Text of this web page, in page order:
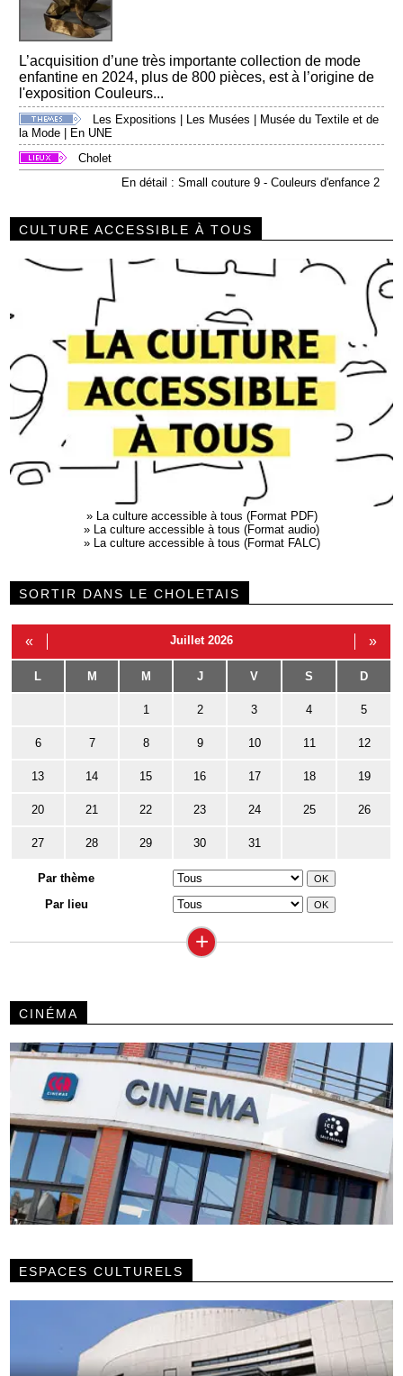
L’acquisition d’une très importante collection de mode
enfantine en 2024, plus de 800 pièces, est à l’origine de
l'exposition Couleurs...
Les Expositions Les Musées
Musée du Textile et de
la Mode
En UNE
Cholet
En détail : Small couture 9 - Couleurs d'enfance 2
CULTURE ACCESSIBLE À TOUS
» La culture accessible à tous (Format PDF)
» La culture accessible à tous (Format audio)
» La culture accessible à tous (Format FALC)
SORTIR DANS LE CHOLETAIS
« Juillet 2026 »
L M M J V S D
1 2 3 4 5
6 7 8 9 10 11 12
13 14 15 16 17 18 19
20 21 22 23 24 25 26
27 28 29 30 31
Par thème
Par lieu
+
CINÉMA
ESPACES CULTURELS